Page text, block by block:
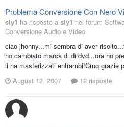
Problema Conversione Con Nero
sly1 ha risposto a sly1 nel forum
Conversione Audio e Video
ciao jhonny...mi sembra di aver
ho cambiato marca di di dvd...ora ho
li ha masterizzati entrambi!Cmq grazie
August 12, 2007
12 risposte